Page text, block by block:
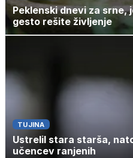
Peklenski dnevi za
gesto rešite življenje
TUJINA
Ustrelil stara starša,
učencev ranjenih